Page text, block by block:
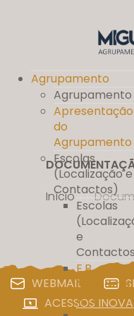
Agrupamento
Agrupamento
Apresentação
do
Agrupamento
Escolas
(Localização e
Contactos)
Escolas
e
E.B.
Massamá
nº 1
Início //
WEBMAIL
ACESSOS